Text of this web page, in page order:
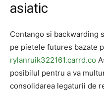
asiatic
Contango si backwarding
pe pietele futures bazate
rylanruik322161.carrd.co
posibilul pentru a va
consolidarea legaturii de